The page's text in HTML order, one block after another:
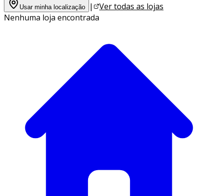
Usar minha localização |
Ver todas as lojas
Nenhuma loja encontrada